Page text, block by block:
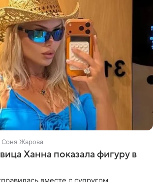
Соня Жарова
Ханна показала фигуру в